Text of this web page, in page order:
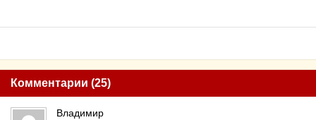
Комментарии (25)
Владимир